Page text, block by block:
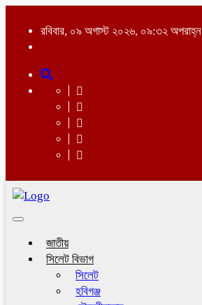
রবিবার, ০৯ অগাস্ট ২০২৬, ০৯:৩২ অপরাহ্ন
Toggle
জাতীয়
সিলেট বিভাগ
সিলেট
হবিগঞ্জ